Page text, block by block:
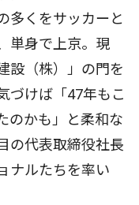
多くをサッカーと
単身で上京。現
設（株）」の門を
づけば「47年もこ
のかも」と柔和な
の代表取締役社長
ナルたちを率い